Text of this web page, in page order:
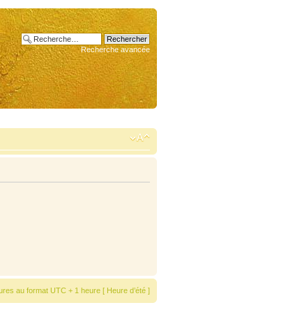
Recherche avancée
au format UTC + 1 heure [ Heure d’été ]